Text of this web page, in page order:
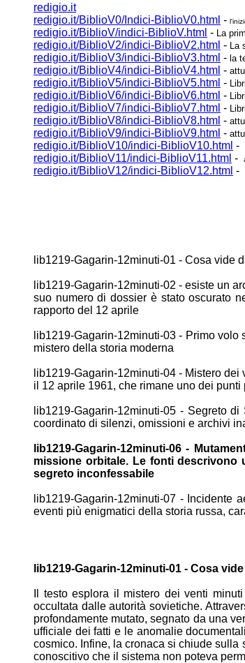
redigio.it
redigio.it/BiblioV0/Indici-BiblioV0.html -
redigio.it/BiblioV/indici-BiblioV.html - La
redigio.it/BiblioV2/indici-BiblioV2.html - La
redigio.it/BiblioV3/indici-BiblioV3.html - la
redigio.it/BiblioV4/indici-BiblioV4.html -
redigio.it/BiblioV5/indici-BiblioV5.html -
redigio.it/BiblioV6/indici-BiblioV6.html -
redigio.it/BiblioV7/indici-BiblioV7.html -
redigio.it/BiblioV8/indici-BiblioV8.html -
redigio.it/BiblioV9/indici-BiblioV9.html -
redigio.it/BiblioV10/indici-BiblioV10.html -
redigio.it/BiblioV11/indici-BiblioV11.html -
redigio.it/BiblioV12/indici-BiblioV12.html -
lib1219-Gagarin-12minuti-01 - Cosa vide
lib1219-Gagarin-12minuti-02 - esiste un
suo numero di dossier è stato oscurato
rapporto del 12 aprile
lib1219-Gagarin-12minuti-03 - Primo volo
mistero della storia moderna
lib1219-Gagarin-12minuti-04 - Mistero dei
il 12 aprile 1961, che rimane uno dei punti
lib1219-Gagarin-12minuti-05 - Segreto
coordinato di silenzi, omissioni e archivi
lib1219-Gagarin-12minuti-06 -
missione orbitale. Le fonti descrivono
segreto inconfessabile
lib1219-Gagarin-12minuti-07 - Incidente
eventi più enigmatici della storia russa,
lib1219-Gagarin-12minuti-01 - Cosa
Il testo esplora il mistero dei venti
occultata dalle autorità sovietiche.
profondamente mutato, segnato da una
ufficiale dei fatti e le anomalie
cosmico. Infine, la cronaca si chiude sulla
conoscitivo che il sistema non poteva